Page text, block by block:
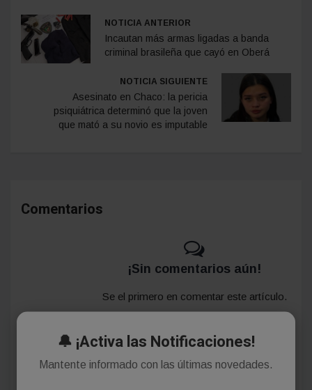
NOTICIA ANTERIOR
Incautan más armas ligadas a banda
criminal brasileña que cayó en Oberá
NOTICIA SIGUIENTE
Asesinato en Chaco: la pericia
psiquiátrica determinó que la joven
que mató a su novio es imputable
Comentarios
¡Sin comentarios aún!
Se el primero en comentar este artículo.
Deja tu comentario
🔔 ¡Activa las Notificaciones!
Mantente informado con las últimas novedades.